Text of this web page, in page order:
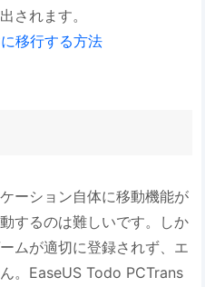
されます。
移行する方法
ーション自体に移動機能が
するのは難しいです。しか
ムが適切に登録されず、エ
。EaseUS Todo PCTrans